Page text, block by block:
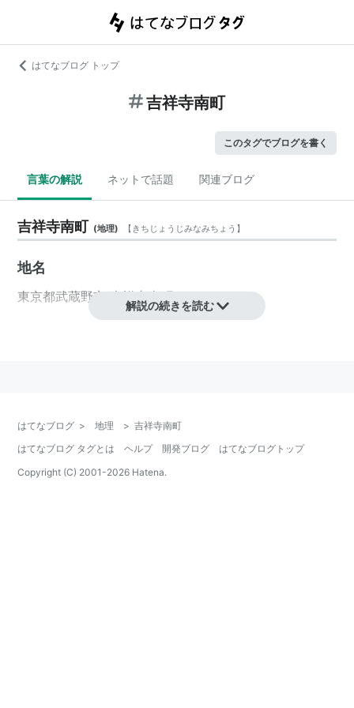
はてなブログ トップ
吉祥寺南町
このタグでブログを書く
言葉の解説 ネットで話題 関連ブログ
吉祥寺南町 (地理) 【きちじょうじみなみちょう 】
地名
東京都武蔵野市 吉祥寺南町
解説の続きを読む
はてなブログ > 地理 > 吉祥寺南町
はてなブログ タグとは
ヘルプ 開発ブログ
はてなブログトップ
Copyright (C) 2001-2026 Hatena.